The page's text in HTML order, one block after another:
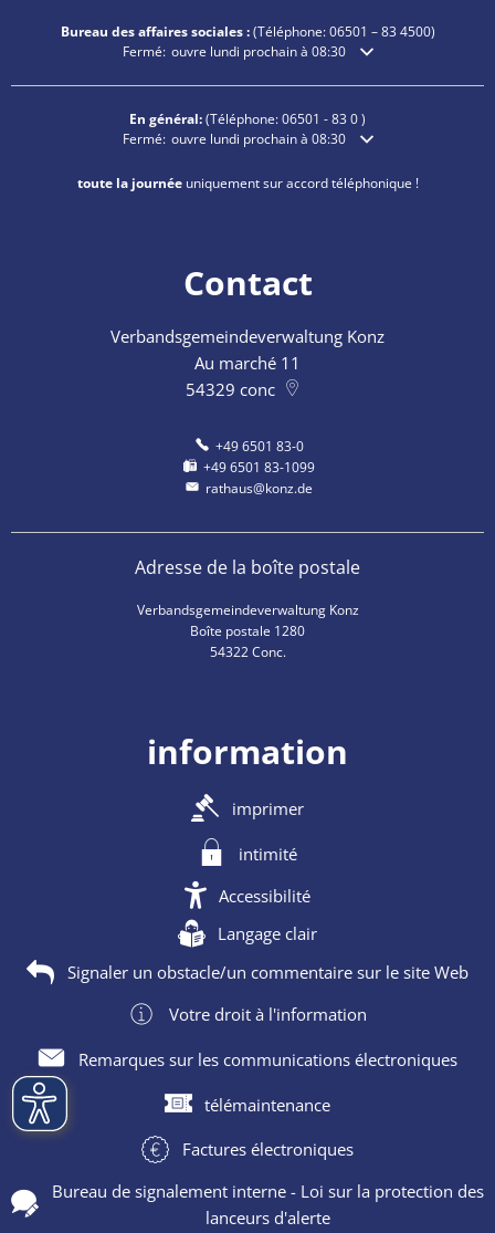
Bureau des affaires sociales :(Téléphone:06501 – 834500)
Cliquez pour masquer les heures d'ouverture ou de
Fermé: ouvre lundi prochain à 08:30
En général:(Téléphone:06501 - 83 0)
Cliquez pour masquer les heures d'ouverture ou de
Fermé: ouvre lundi prochain à 08:30
toute la journéeuniquement sur accord téléphonique !
Contact
Verbandsgemeindeverwaltung Konz
Au marché 11
54329 conc
+49 6501 83-0
+49 6501 83-1099
rathaus@konz.de
Adresse de la boîte postale
Verbandsgemeindeverwaltung Konz
Boîte postale 1280
54322 Conc.
information
imprimer
intimité
Accessibilité
Langage clair
Signaler un obstacle/un commentaire sur le site Web
Votre droit à l'information
Remarques sur les communications électroniques
télémaintenance
Factures électroniques
Bureau de signalement interne - Loi sur la protection des
lanceurs d'alerte